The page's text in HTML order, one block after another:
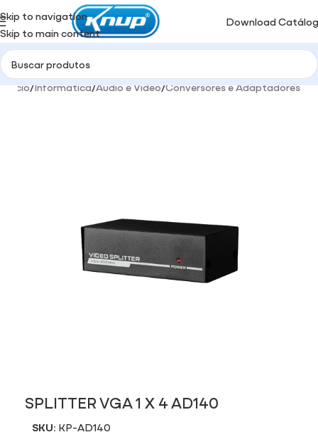
Skip to navigation
Skip to main content
Download
Início/Informática/Audio e Video/Conversores e Adaptadores
SPLITTER VGA 1 X 4 AD140
SKU: KP-AD140